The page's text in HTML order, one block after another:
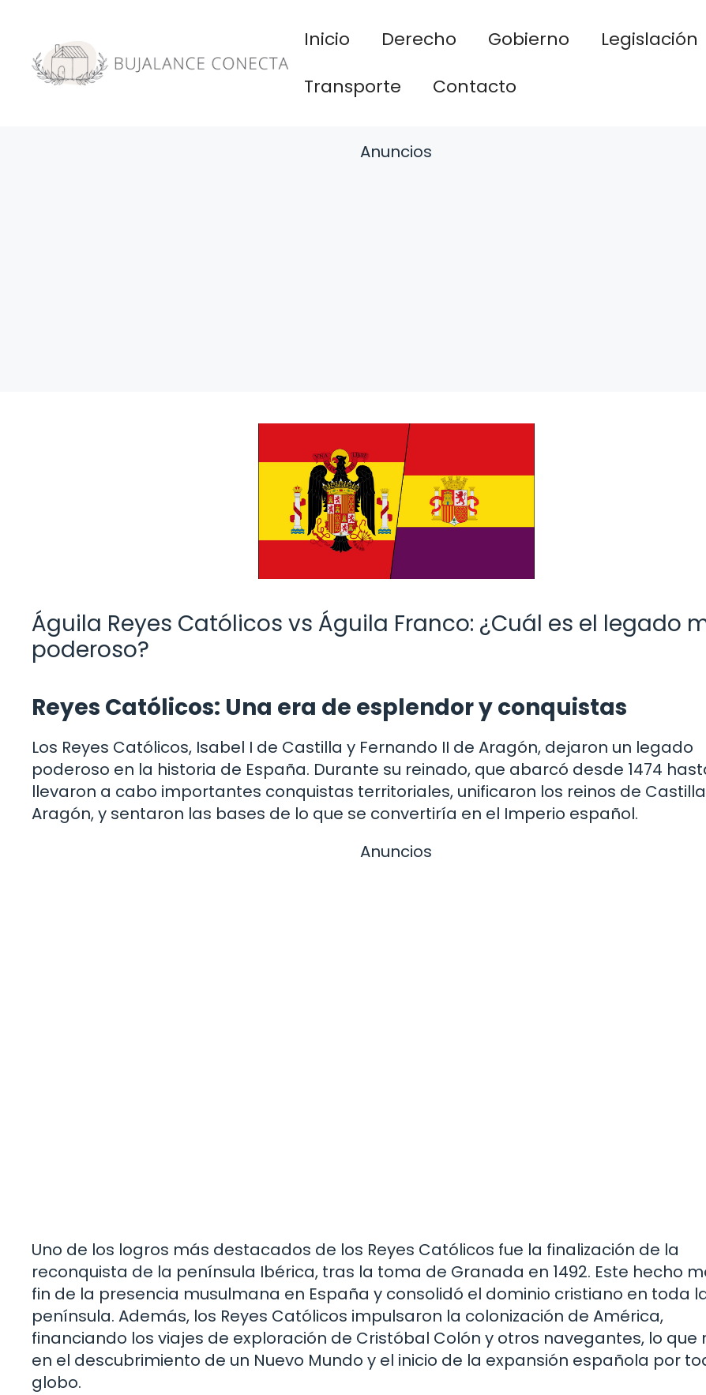
contenido
Inicio Derecho Gobierno Legislación
Transporte
Contacto
Anuncios
Águila Reyes Católicos vs Águila Franco: ¿Cuál es el legado
poderoso?
Reyes Católicos: Una era de esplendor y conquistas
Los Reyes Católicos, Isabel I de Castilla y Fernando II de Aragón, dejaron un legado
poderoso en la historia de España. Durante su reinado, que abarcó desde 1474
llevaron a cabo importantes conquistas territoriales, unificaron los reinos de
Aragón, y sentaron las bases de lo que se convertiría en el Imperio español.
Anuncios
Uno de los logros más destacados de los Reyes Católicos fue la finalización de la
reconquista de la península Ibérica, tras la toma de Granada en 1492. Este hecho
fin de la presencia musulmana en España y consolidó el dominio cristiano en toda
península. Además, los Reyes Católicos impulsaron la colonización de América,
financiando los viajes de exploración de Cristóbal Colón y otros navegantes, lo que
en el descubrimiento de un Nuevo Mundo y el inicio de la expansión española por
globo.